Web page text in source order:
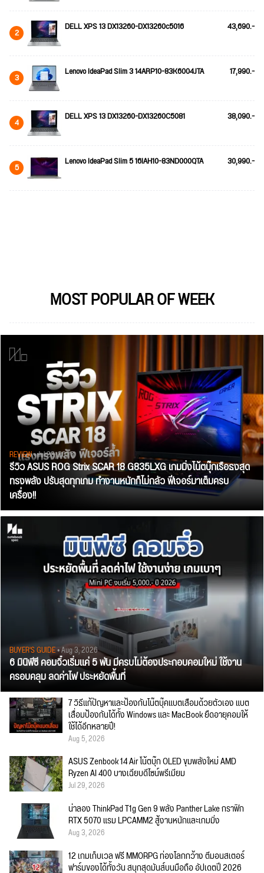
2 DELL XPS 13 DX13260-DX13260c5016 43,690.-
3 Lenovo IdeaPad Slim 3 14ARP10-83K6004JTA 17,990.-
4 DELL XPS 13 DX13260-DX13260C5081 38,090.-
5 Lenovo IdeaPad Slim 5 16IAH10-83ND000QTA 30,990.-
MOST POPULAR OF WEEK
REVIEW• Jul 28, 2026
รีวิว ASUS ROG Strix SCAR 18 G835LXG เกมมิ่งโน้ตบุ๊กเรือธงสุด
ทรงพลัง ปรับสุดทุกเกม ทำงานหนักก็ไม่กลัว ฟีเจอร์มาเต็มครบ
เครื่อง!!
BUYER'S GUIDE• Aug 3, 2026
6 มินิพีซี คอมจิ๋วเริ่มแค่ 5 พัน มีครบไม่ต้องประกอบคอมใหม่ ใช้งาน
ครอบคลุม ลดค่าไฟ ประหยัดพื้นที่
7 วิธีแก้ปัญหาและป้องกันโน๊ตบุ๊คแบตเสื่อมด้วยตัวเอง แบต
เสื่อมป้องกันได้ทั้ง Windows และ MacBook ยืดอายุคอมให้
ใช้ได้อีกหลายปี!
Aug 5, 2026
ASUS Zenbook 14 Air โน้ตบุ๊ก OLED ขุมพลังใหม่ AMD
Ryzen AI 400 บางเฉียบดีไซน์พรีเมียม
Jul 29, 2026
น่าลอง ThinkPad T1g Gen 9 พลัง Panther Lake กราฟิก
RTX 5070 แรม LPCAMM2 สู้งานหนักและเกมมิ่ง
Aug 3, 2026
12 เกมเก็บเวล ฟรี MMORPG ท่องโลกกว้าง ตีมอนสเตอร์
ฟาร์มของได้ทั้งวัน สนุกสุดมันส์บนมือถือ อัปเดตปี 2026